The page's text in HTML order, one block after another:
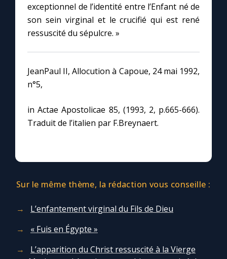
exceptionnel de l’identité entre l’Enfant né de
son sein virginal et le crucifié qui est rené
ressuscité du sépulcre. »
JeanPaul II, Allocution à Capoue, 24 mai 1992,
n°5,
in Actae Apostolicae 85, (1993, 2, p.665-666).
Traduit de l’italien par F.Breynaert.
Sur le même thème, la rédaction vous conseille :
L’enfantement virginal du Fils de Dieu
« Fuis en Égypte »
L’apparition du Christ ressuscité à la Vierge